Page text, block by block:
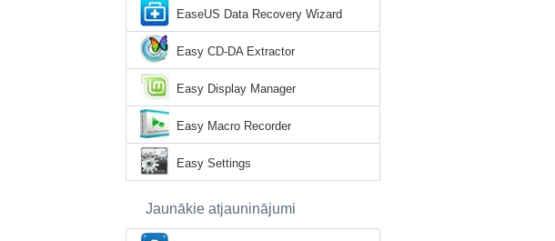
EaseUS Data Recovery Wizard
Easy CD-DA Extractor
Easy Display Manager
Easy Macro Recorder
Easy Settings
Jaunākie atjauninājumi